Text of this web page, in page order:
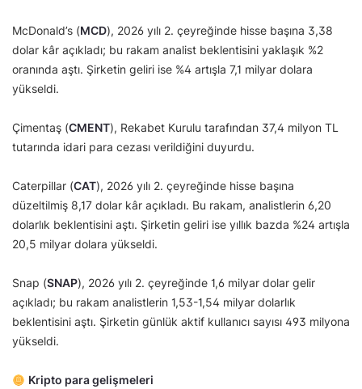
McDonald’s (MCD), 2026 yılı 2. çeyreğinde hisse başına 3,38
dolar kâr açıkladı; bu rakam analist beklentisini yaklaşık %2
oranında aştı. Şirketin geliri ise %4 artışla 7,1 milyar dolara
yükseldi.
Çimentaş (CMENT), Rekabet Kurulu tarafından 37,4 milyon TL
tutarında idari para cezası verildiğini duyurdu.
Caterpillar (CAT), 2026 yılı 2. çeyreğinde hisse başına
düzeltilmiş 8,17 dolar kâr açıkladı. Bu rakam, analistlerin 6,20
dolarlık beklentisini aştı. Şirketin geliri ise yıllık bazda %24 artışla
20,5 milyar dolara yükseldi.
Snap (SNAP), 2026 yılı 2. çeyreğinde 1,6 milyar dolar gelir
açıkladı; bu rakam analistlerin 1,53-1,54 milyar dolarlık
beklentisini aştı. Şirketin günlük aktif kullanıcı sayısı 493 milyona
yükseldi.
Kripto para gelişmeleri